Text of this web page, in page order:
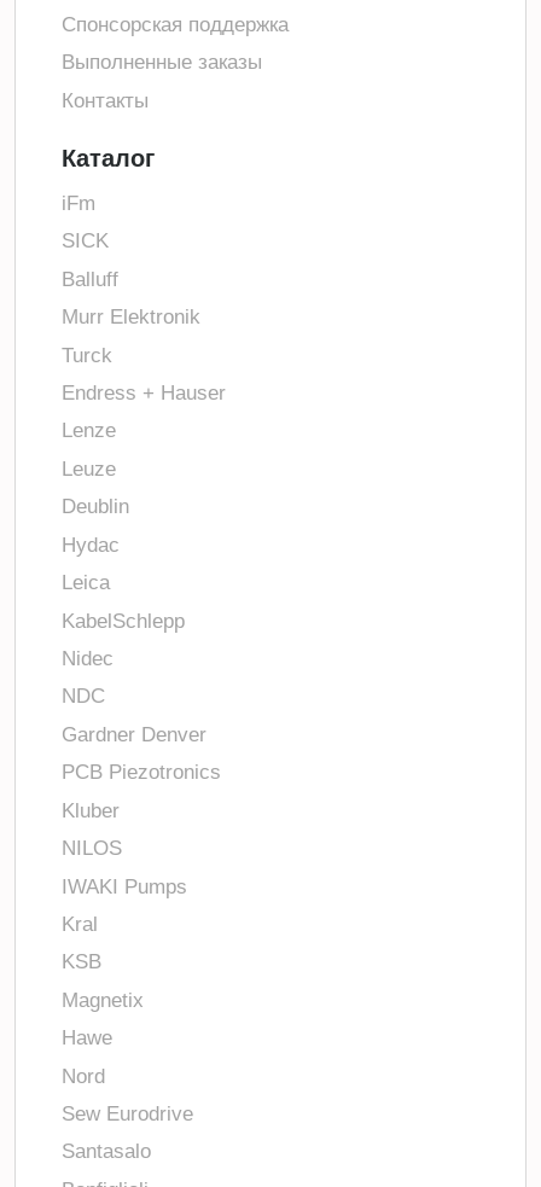
Спонсорская поддержка
Выполненные заказы
Контакты
Каталог
iFm
SICK
Balluff
Murr Elektronik
Turck
Endress + Hauser
Lenze
Leuze
Deublin
Hydac
Leica
KabelSchlepp
Nidec
NDC
Gardner Denver
PCB Piezotronics
Kluber
NILOS
IWAKI Pumps
Kral
KSB
Magnetix
Hawe
Nord
Sew Eurodrive
Santasalo